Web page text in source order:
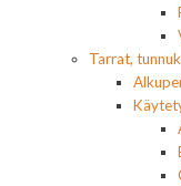
Tarrat,